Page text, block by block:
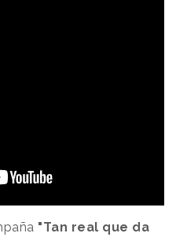
"Tan real que da